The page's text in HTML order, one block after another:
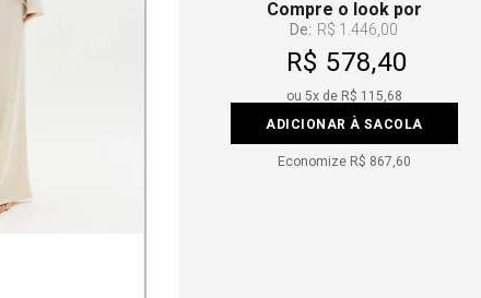
Compre o look por
De: R$ 1.446,00
R$ 578,40
ou 5x de R$ 115,68
ADICIONAR À SACOLA
Economize R$ 867,60